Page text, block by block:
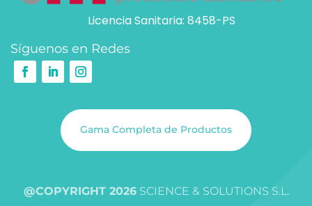
Licencia Sanitaria: 8458-PS
Síguenos en Redes
Gama Completa de Productos
@COPYRIGHT 2026SCIENCE & SOLUTIONS S.L.